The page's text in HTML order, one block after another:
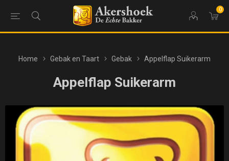
0
Home Gebak en Taart Gebak Appelflap Suikerarm
Appelflap Suikerarm